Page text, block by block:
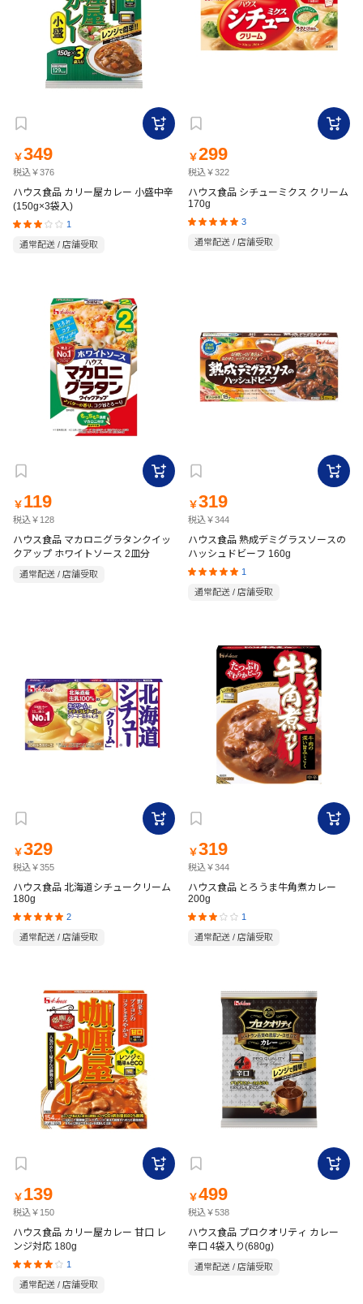
￥349
税込￥376
ハウス食品 カリー屋カレー 小盛中辛
(150g×3袋入)
1
通常配送 / 店舗受取
￥299
税込￥322
ハウス食品 シチューミクス クリーム
170g
3
通常配送 / 店舗受取
￥ 119
税込￥128
ハウス食品 マカロニグラタンクイッ
クアップ ホワイトソース 2皿分
通常配送 / 店舗受取
￥319
税込￥344
ハウス食品 熟成デミグラスソースの
ハッシュドビーフ 160g
1
通常配送 / 店舗受取
￥329
税込￥355
ハウス食品 北海道シチュークリーム
180g
2
通常配送 / 店舗受取
￥319
税込￥344
ハウス食品 とろうま牛角煮カレー
200g
1
通常配送 / 店舗受取
￥ 139
税込￥150
ハウス食品 カリー屋カレー 甘口 レ
ンジ対応 180g
1
通常配送 / 店舗受取
￥499
税込￥538
ハウス食品 プロクオリティ カレー
辛口 4袋入り(680g)
通常配送 / 店舗受取